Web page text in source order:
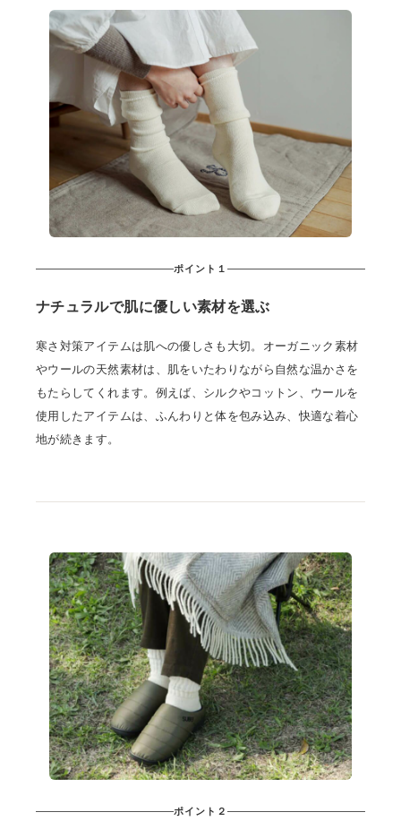
ポイント１
ナチュラルで肌に優しい素材を選ぶ
寒さ対策アイテムは肌への優しさも大切。オーガニック素材
やウールの天然素材は、肌をいたわりながら自然な温かさを
もたらしてくれます。例えば、シルクやコットン、ウールを
使用したアイテムは、ふんわりと体を包み込み、快適な着心
地が続きます。
ポイント２